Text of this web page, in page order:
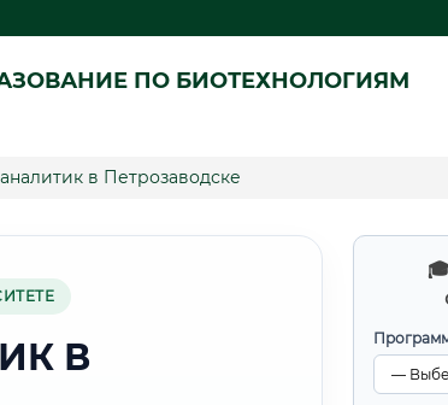
ПО БИОТЕХНОЛОГИЯМ
в Петрозаводске
В